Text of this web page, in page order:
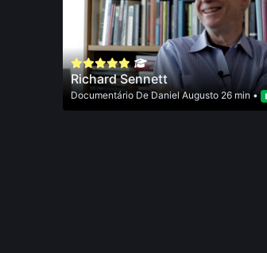
Richard Sennett
DocumentárioDe Daniel Augusto26 min •